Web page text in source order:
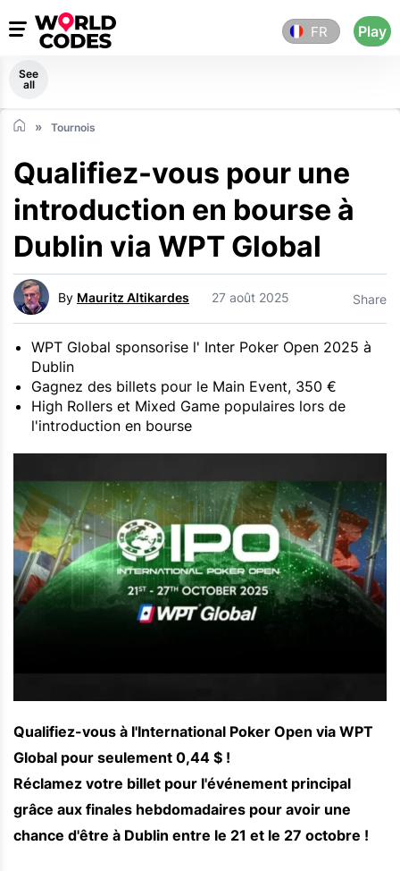
FR Play
See
all
Tournois
Qualifiez-vous pour une
introduction en bourse à
Dublin via WPT Global
By Mauritz Altikardes 27 août 2025 Share
WPT Global sponsorise l' Inter Poker Open 2025 à
Dublin
Gagnez des billets pour le Main Event, 350 €
High Rollers et Mixed Game populaires lors de
l'introduction en bourse
Qualifiez-vous à l'International Poker Open via WPT
Global pour seulement 0,44 $ !
Réclamez votre billet pour l'événement principal
grâce aux finales hebdomadaires pour avoir une
chance d'être à Dublin entre le 21 et le 27 octobre !